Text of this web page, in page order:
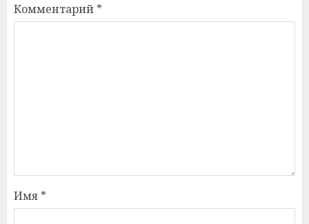
Комментарий *
Имя *